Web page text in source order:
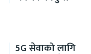
5G सेवाको लागि